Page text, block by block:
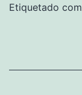
Etiquetado